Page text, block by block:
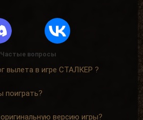
Частые вопросы
вылета в игре СТАЛКЕР ?
поиграть?
версию игры?